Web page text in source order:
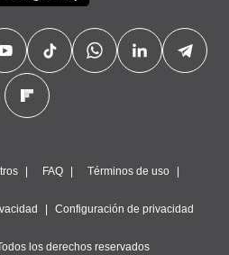
FAQ Términos de uso
Configuración de privacidad
los derechos reservados